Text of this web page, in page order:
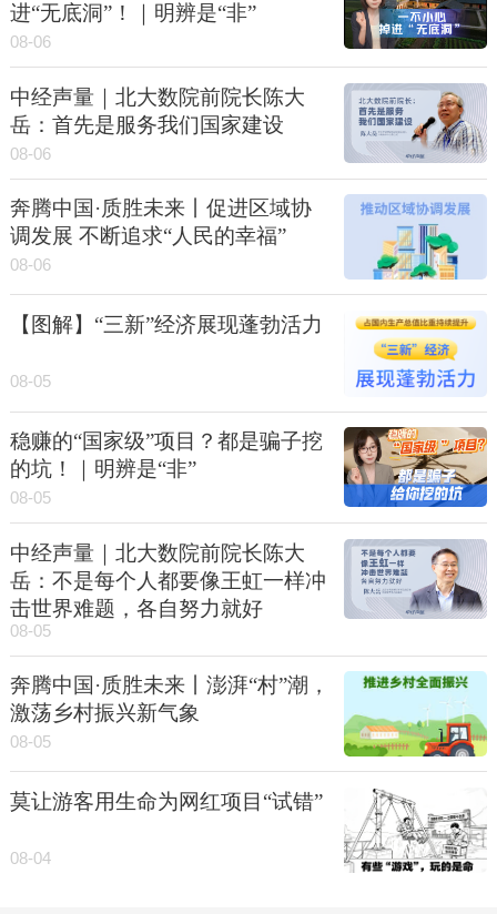
进“无底洞”！｜明辨是“非”
08-06
中经声量｜北大数院前院长陈大
岳：首先是服务我们国家建设
08-06
奔腾中国·质胜未来丨促进区域协
调发展 不断追求“人民的幸福”
08-06
【图解】“三新”经济展现蓬勃活力
08-05
稳赚的“国家级”项目？都是骗子挖
的坑！｜明辨是“非”
08-05
中经声量｜北大数院前院长陈大
岳：不是每个人都要像王虹一样冲
击世界难题，各自努力就好
08-05
奔腾中国·质胜未来丨澎湃“村”潮，
激荡乡村振兴新气象
08-05
莫让游客用生命为网红项目“试错”
08-04